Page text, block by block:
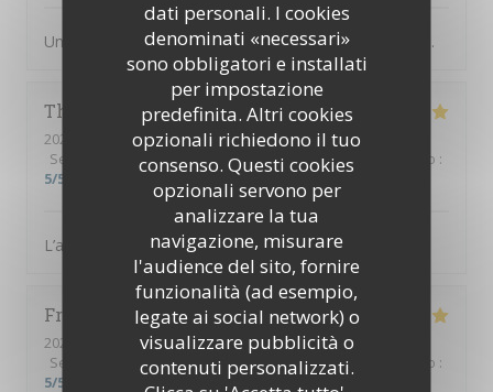
dati personali. I cookies
denominati «necessari»
sono obbligatori e installati
per impostazione
predefinita. Altri cookies
opzionali richiedono il tuo
consenso. Questi cookies
opzionali servono per
analizzare la tua
navigazione, misurare
l'audience del sito, fornire
funzionalità (ad esempio,
legate ai social network) o
visualizzare pubblicità o
contenuti personalizzati.
Un des meilleurs restaurants abordable de Villefranche.
Thierry
2026-08-02
- 19:00 - Ospiti 3
Servizio
Atmosfera: /5 Cucina:5/5 Qualità / Prezzo :
5/5
L’accueil est parfait, équipe au top, diner excellent
Frusta
2026-08-04
- 19:30 - Ospiti 9
Servizio
Atmosfera:5 /5 Cucina: 5/5 Qualità / Prezzo :
5/5